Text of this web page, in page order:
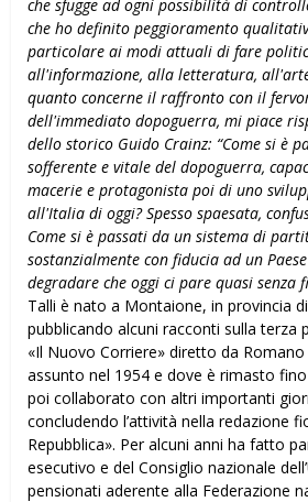
che sfugge ad ogni possibilità di
che ho definito peggioramento
particolare ai modi attuali di fare
all'informazione, alla letteratura,
quanto concerne il raffronto con il
dell'immediato dopoguerra, mi piace
dello storico Guido Crainz: “Come si è
sofferente e vitale del dopoguerra,
macerie e protagonista poi di uno
all'Italia di oggi? Spesso spaesata,
Come si è passati da un sistema di
sostanzialmente con fiducia ad un
degradare che oggi ci pare quasi senza
Talli è nato a Montaione, in provincia
pubblicando alcuni racconti sulla terza
«Il Nuovo Corriere» diretto da
assunto nel 1954 e dove è rimasto
poi collaborato con altri importanti
concludendo l’attività nella redazione
Repubblica». Per alcuni anni ha fatto
esecutivo e del Consiglio nazionale
pensionati aderente alla Federazione